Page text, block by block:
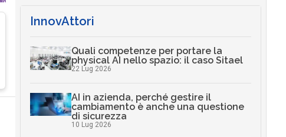
InnovAttori
Quali competenze per portare la
physical AI nello spazio: il caso Sitael
22 Lug 2026
AI in azienda, perché gestire il
cambiamento è anche una questione
di sicurezza
10 Lug 2026